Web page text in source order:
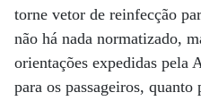
torne vetor de reinfecção
não há nada normatizado,
orientações expedidas pela
para os passageiros, quanto